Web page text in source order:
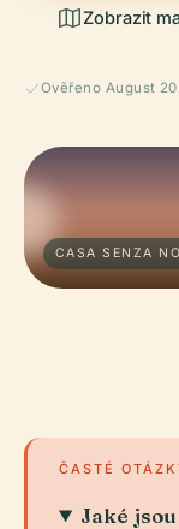
Zobrazit
Ověřeno August
CASA SENZA
ČASTÉ
Jaké